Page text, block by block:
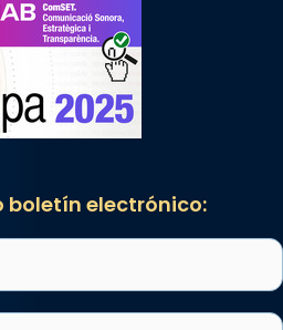
boletín electrónico: